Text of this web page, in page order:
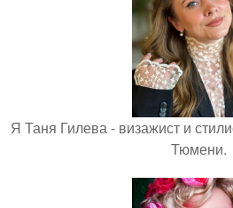
Я Таня Гилева - визажист и
Тюмени.